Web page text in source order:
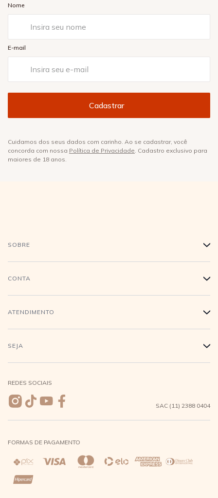
Nome
E-mail
Cuidamos dos seus dados com carinho. Ao se cadastrar, você
concorda com nossa Política de Privacidade. Cadastro exclusivo para
maiores de 18 anos.
SOBRE +
História
Conecte-se
CONTA +
Login
Meus pedidos
Wishlist
ATENDIMENTO +
Compra Segura
Entrega e Frete
Trocas e Devoluções
Direito de Arrependimento
Política de Privacidade
SEJA +
REDES SOCIAIS
SAC (11) 2388 0404
FORMAS DE PAGAMENTO